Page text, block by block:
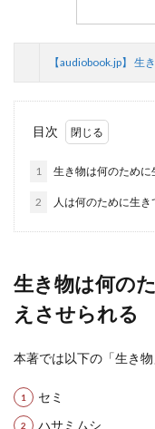
【audiobook.jp】 生
目次
1 生き物は何のため
2 人は何のために生
生き物は何の
えさせられる
本著では以下の「生き
セミ
ハサミムシ